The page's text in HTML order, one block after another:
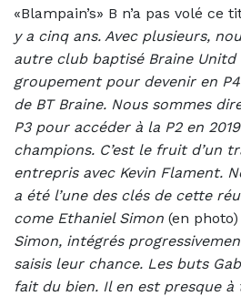
«Blampain’s» B n’a pas volé ce
y a cinq ans. Avec plusieurs,
autre club baptisé Braine Unitd
groupement pour devenir en
de BT Braine. Nous sommes
P3 pour accéder à la P2 en
champions. C’est le fruit d’un
entrepris avec Kevin Flament.
a été l’une des clés de cette
come Ethaniel Simon (en photo)
Simon, intégrés
saisis leur chance. Les buts
fait du bien. Il en est presque